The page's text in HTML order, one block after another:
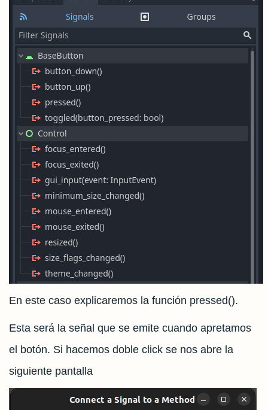
En este caso explicaremos la función pressed().
Esta será la señal que se emite cuando apretamos
el botón. Si hacemos doble click se nos abre la
siguiente pantalla